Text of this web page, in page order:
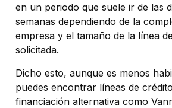
en un periodo que suele ir de las
semanas dependiendo de la
empresa y el tamaño de la línea
solicitada.
Dicho esto, aunque es menos
puedes encontrar líneas de
financiación alternativa como